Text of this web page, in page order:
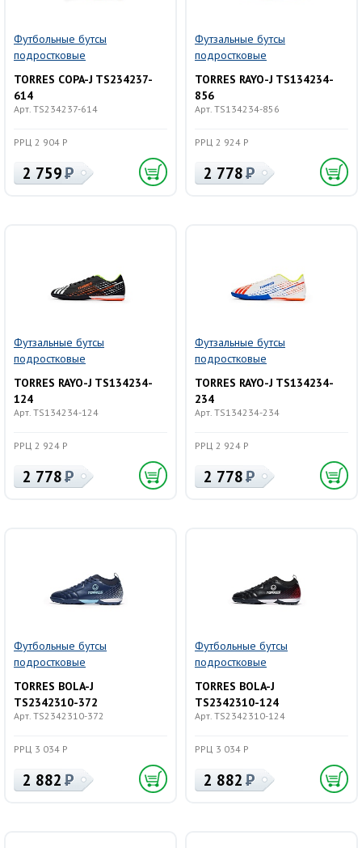
Футбольные бутсы
подростковые
TORRES COPA-J TS234237-
614
Арт. TS234237-614
РРЦ 2 904 Р
2 759
Футзальные бутсы
подростковые
TORRES RAYO-J TS134234-
856
Арт. TS134234-856
РРЦ 2 924 Р
2 778
Футзальные бутсы
подростковые
TORRES RAYO-J TS134234-
124
Арт. TS134234-124
РРЦ 2 924 Р
2 778
Футзальные бутсы
подростковые
TORRES RAYO-J TS134234-
234
Арт. TS134234-234
РРЦ 2 924 Р
2 778
Футбольные бутсы
подростковые
TORRES BOLA-J
TS2342310-372
Арт. TS2342310-372
РРЦ 3 034 Р
2 882
Футбольные бутсы
подростковые
TORRES BOLA-J
TS2342310-124
Арт. TS2342310-124
РРЦ 3 034 Р
2 882